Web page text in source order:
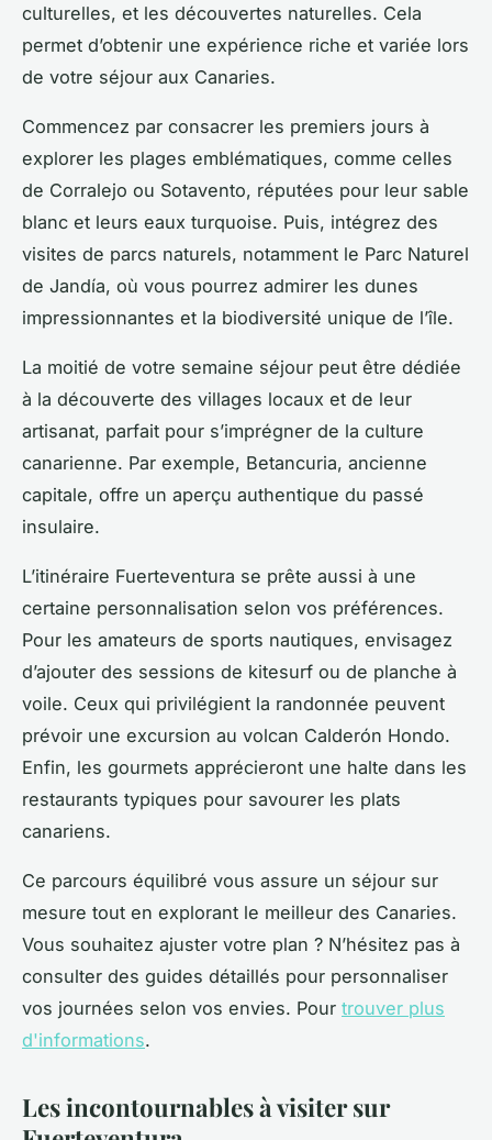
culturelles, et les découvertes naturelles. Cela
permet d’obtenir une expérience riche et variée lors
de votre séjour aux Canaries.
Commencez par consacrer les premiers jours à
explorer les plages emblématiques, comme celles
de Corralejo ou Sotavento, réputées pour leur sable
blanc et leurs eaux turquoise. Puis, intégrez des
visites de parcs naturels, notamment le Parc Naturel
de Jandía, où vous pourrez admirer les dunes
impressionnantes et la biodiversité unique de l’île.
La moitié de votre semaine séjour peut être dédiée
à la découverte des villages locaux et de leur
artisanat, parfait pour s’imprégner de la culture
canarienne. Par exemple, Betancuria, ancienne
capitale, offre un aperçu authentique du passé
insulaire.
L’itinéraire Fuerteventura se prête aussi à une
certaine personnalisation selon vos préférences.
Pour les amateurs de sports nautiques, envisagez
d’ajouter des sessions de kitesurf ou de planche à
voile. Ceux qui privilégient la randonnée peuvent
prévoir une excursion au volcan Calderón Hondo.
Enfin, les gourmets apprécieront une halte dans les
restaurants typiques pour savourer les plats
canariens.
Ce parcours équilibré vous assure un séjour sur
mesure tout en explorant le meilleur des Canaries.
Vous souhaitez ajuster votre plan ? N’hésitez pas à
consulter des guides détaillés pour personnaliser
vos journées selon vos envies. Pour trouver plus
d'informations.
Les incontournables à visiter sur